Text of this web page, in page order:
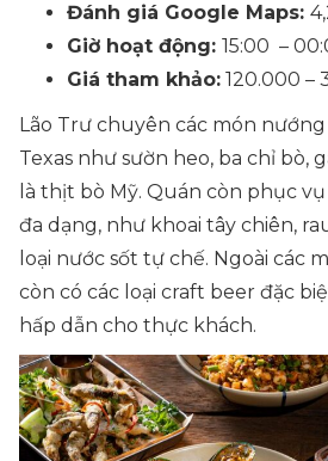
Đánh giá Google Maps:
Giờ hoạt động: 15:00 –
Giá tham khảo: 120.000 –
Lão Trư chuyên các món
Texas như sườn heo, ba chỉ bò,
là thịt bò Mỹ. Quán còn phục
đa dạng, như khoai tây chiên,
loại nước sốt tự chế. Ngoài các
còn có các loại craft beer đặc
hấp dẫn cho thực khách.